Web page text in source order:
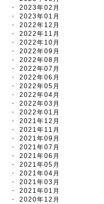
2023年02月
2023年01月
2022年12月
2022年11月
2022年10月
2022年09月
2022年08月
2022年07月
2022年06月
2022年05月
2022年04月
2022年03月
2022年01月
2021年12月
2021年11月
2021年09月
2021年07月
2021年06月
2021年05月
2021年04月
2021年03月
2021年01月
2020年12月